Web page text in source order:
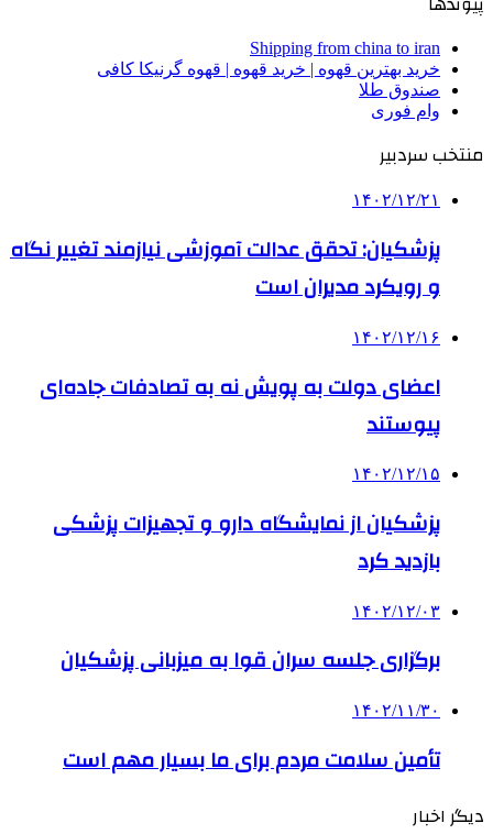
Shipping from china to iran
خرید بهترین قهوه | خرید قهوه | قهوه گرنیکا کافی
صندوق طلا
وام فوری
منتخب سردبیر
۱۴۰۲/۱۲/۲۱
پزشکیان: تحقق عدالت آموزشی نیازمند تغییر نگاه
و رویکرد مدیران است
۱۴۰۲/۱۲/۱۶
اعضای دولت به پویش نه به تصادفات جاده‌ای
پیوستند
۱۴۰۲/۱۲/۱۵
پزشکیان از نمایشگاه دارو و تجهیزات پزشکی
بازدید کرد
۱۴۰۲/۱۲/۰۳
برگزاری جلسه سران قوا به میزبانی پزشکیان
۱۴۰۲/۱۱/۳۰
تأمین سلامت مردم برای ما بسیار مهم است
دیگر اخبار